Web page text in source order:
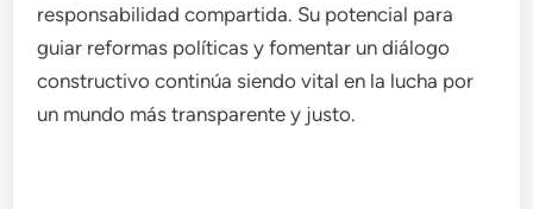
responsabilidad compartida. Su potencial para
guiar reformas políticas y fomentar un diálogo
constructivo continúa siendo vital en la lucha por
un mundo más transparente y justo.